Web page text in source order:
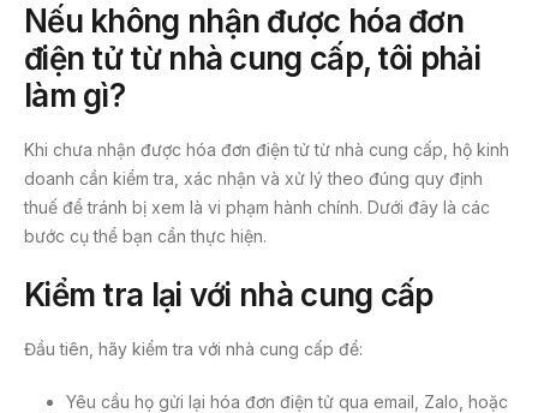
Nếu không nhận được hóa đơn
điện tử từ nhà cung cấp, tôi phải
làm gì?
Khi chưa nhận được hóa đơn điện tử từ nhà cung cấp, hộ kinh
doanh cần kiểm tra, xác nhận và xử lý theo đúng quy định
thuế để tránh bị xem là vi phạm hành chính. Dưới đây là các
bước cụ thể bạn cần thực hiện.
Kiểm tra lại với nhà cung cấp
Đầu tiên, hãy kiểm tra với nhà cung cấp để:
Yêu cầu họ gửi lại hóa đơn điện tử qua email, Zalo, hoặc